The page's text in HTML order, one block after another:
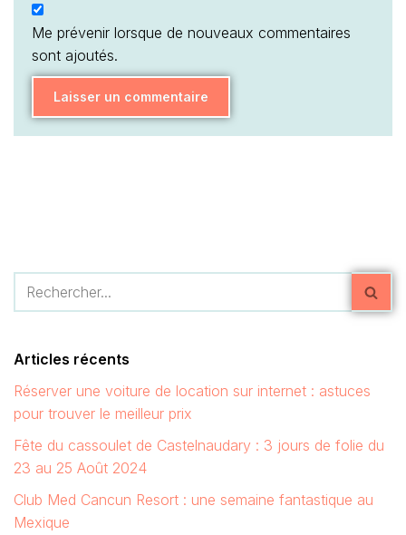
Me prévenir lorsque de nouveaux commentaires
sont ajoutés.
Articles récents
Réserver une voiture de location sur internet : astuces
pour trouver le meilleur prix
Fête du cassoulet de Castelnaudary : 3 jours de folie du
23 au 25 Août 2024
Club Med Cancun Resort : une semaine fantastique au
Mexique